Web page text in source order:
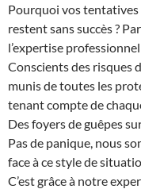
Pourquoi vos
restent sans succès ?
l’expertise
Conscients des risques
munis de toutes les
tenant compte de
Des foyers de guêpes
Pas de panique, nous
face à ce style de
C’est grâce à notre